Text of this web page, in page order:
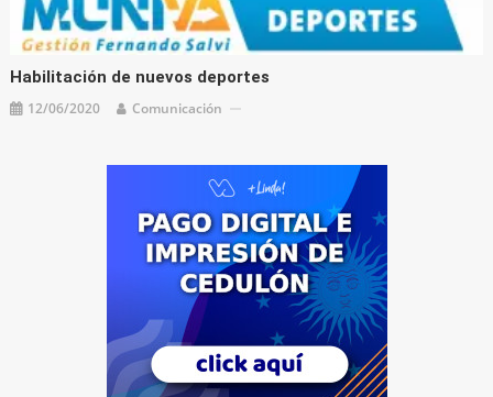
Habilitación de nuevos deportes
12/06/2020 Comunicación